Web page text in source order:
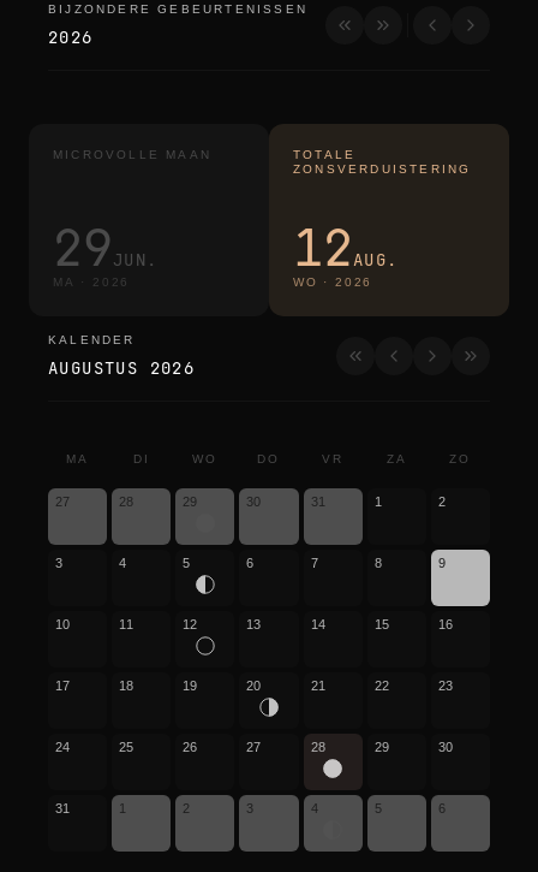
bijzondere gebeurtenissen
BIJZONDERE GEBEURTENISSEN
2026
MICROVOLLE MAAN
29JUN.
MA · 2026
TOTALE
ZONSVERDUISTERING
12AUG.
WO · 2026
kalender
KALENDER
AUGUSTUS 2026
MA DI WO DO VR ZA ZO
27 28 29 30 31 1 2
3 4 5 6 7 8 9
10 11 12 13 14 15 16
17 18 19 20 21 22 23
24 25 26 27 28 29 30
31 1 2 3 4 5 6